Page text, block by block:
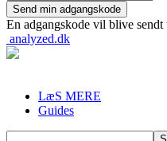
En adgangskode vil blive
analyzed.dk
LæS MERE
Guides